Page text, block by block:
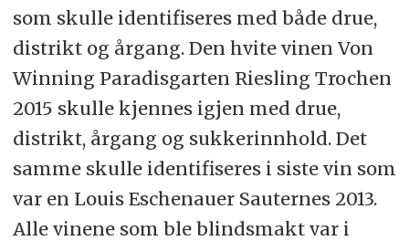
som skulle identifiseres med både drue,
distrikt og årgang. Den hvite vinen Von
Winning Paradisgarten Riesling Trochen
2015 skulle kjennes igjen med drue,
distrikt, årgang og sukkerinnhold. Det
samme skulle identifiseres i siste vin som
var en Louis Eschenauer Sauternes 2013.
Alle vinene som ble blindsmakt var i